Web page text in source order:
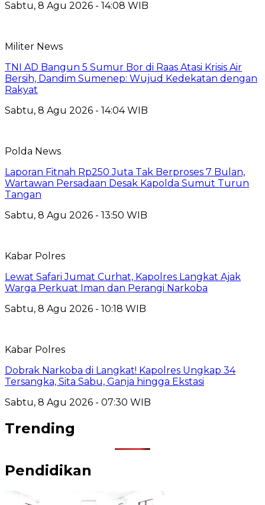
Sabtu, 8 Agu 2026 - 14:08 WIB
Militer News
TNI AD Bangun 5 Sumur Bor di Raas Atasi Krisis Air
Bersih, Dandim Sumenep: Wujud Kedekatan dengan
Rakyat
Sabtu, 8 Agu 2026 - 14:04 WIB
Polda News
Laporan Fitnah Rp250 Juta Tak Berproses 7 Bulan,
Wartawan Persadaan Desak Kapolda Sumut Turun
Tangan
Sabtu, 8 Agu 2026 - 13:50 WIB
Kabar Polres
Lewat Safari Jumat Curhat, Kapolres Langkat Ajak
Warga Perkuat Iman dan Perangi Narkoba
Sabtu, 8 Agu 2026 - 10:18 WIB
Kabar Polres
Dobrak Narkoba di Langkat! Kapolres Ungkap 34
Tersangka, Sita Sabu, Ganja hingga Ekstasi
Sabtu, 8 Agu 2026 - 07:30 WIB
Trending
Pendidikan